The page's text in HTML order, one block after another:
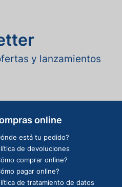
y lanzamientos
online
está tu pedido?
de devoluciones
comprar online?
pagar online?
de tratamiento de datos